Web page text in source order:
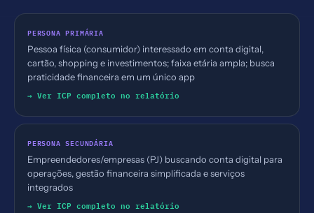
PERSONA PRIMÁRIA
Pessoa física (consumidor) interessado em conta digital,
cartão, shopping e investimentos; faixa etária ampla; busca
praticidade financeira em um único app
→ Ver ICP completo no relatório
PERSONA SECUNDÁRIA
Empreendedores/empresas (PJ) buscando conta digital para
operações, gestão financeira simplificada e serviços
integrados
→ Ver ICP completo no relatório